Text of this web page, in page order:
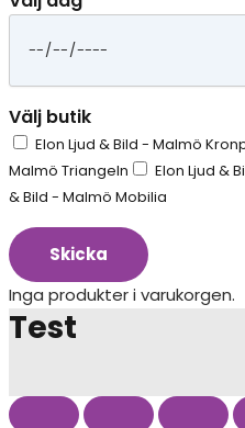
Välj butik
Elon Ljud & Bild - Malmö
Malmö Triangeln
Elon Ljud &
& Bild - Malmö Mobilia
Skicka
Inga produkter i varukorgen.
Test